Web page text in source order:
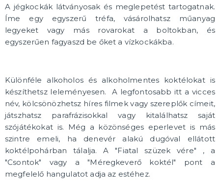
A jégkockák látványosak és meglepetést tartogatnak.
Íme egy egyszerű tréfa, vásárolhatsz műanyag
legyeket vagy más rovarokat a boltokban, és
egyszerűen fagyaszd be őket a vízkockákba.
Különféle alkoholos és alkoholmentes koktélokat is
készíthetsz leleményesen. A legfontosabb itt a vicces
név, kölcsönözhetsz híres filmek vagy szereplők címeit,
játszhatsz parafrázisokkal vagy kitalálhatsz saját
szójátékokat is. Még a közönséges eperlevet is más
szintre emeli, ha denevér alakú dugóval ellátott
koktélpohárban tálalja. A "Fiatal szüzek vére" , a
"Csontok" vagy a "Méregkeverő koktél" pont a
megfelelő hangulatot adja az estéhez.